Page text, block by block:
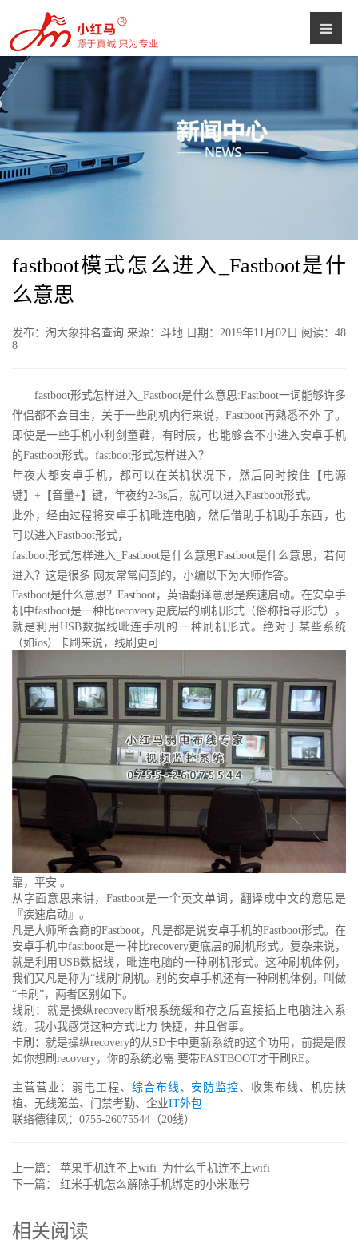
fastboot模式怎么进入_Fastboot是什
么意思
发布：淘大象排名查询 来源：斗地 日期：2019年11月02日 阅读：48
8
fastboot形式怎样进入_Fastboot是什么意思:Fastboot一词能够许多
伴侣都不会目生，关于一些刷机内行来说，Fastboot再熟悉不外 了。
即使是一些手机小利剑童鞋，有时辰，也能够会不小进入安卓手机
的Fastboot形式。fastboot形式怎样进入？
年夜大都安卓手机，都可以在关机状况下，然后同时按住【电源
键】+【音量+】键，年夜约2-3s后，就可以进入Fastboot形式。
此外，经由过程将安卓手机毗连电脑，然后借助手机助手东西，也
可以进入Fastboot形式，
fastboot形式怎样进入_Fastboot是什么意思Fastboot是什么意思，若何
进入？这是很多 网友常常问到的，小编以下为大师作答。
Fastboot是什么意思？Fastboot，英语翻译意思是疾速启动。在安卓手
机中fastboot是一种比recovery更底层的刷机形式（俗称指导形式）。
就是利用USB数据线毗连手机的一种刷机形式。绝对于某些系统
（如ios）卡刷来说，线刷更可
靠，平安 。
从字面意思来讲，Fastboot是一个英文单词，翻译成中文的意思是
『疾速启动』。
凡是大师所会商的Fastboot，凡是都是说安卓手机的Fastboot形式。在
安卓手机中fastboot是一种比recovery更底层的刷机形式。复杂来说，
就是利用USB数据线，毗连电脑的一种刷机形式。这种刷机体例，
我们又凡是称为“线刷”刷机。别的安卓手机还有一种刷机体例，叫做
“卡刷”，两者区别如下。
线刷：就是操纵recovery断根系统缓和存之后直接插上电脑注入系
统，我小我感觉这种方式比力 快捷，并且省事。
卡刷：就是操纵recovery的从SD卡中更新系统的这个功用，前提是假
如你想刷recovery，你的系统必需 要带FASTBOOT才干刷RE。
主营营业：弱电工程、 综合布线 、 安防监控、收集布线、机房扶
植、无线笼盖、门禁考勤、企业IT外包
联络德律风：0755-26075544（20线）
上一篇： 苹果手机连不上wifi_为什么手机连不上wifi
下一篇： 红米手机怎么解除手机绑定的小米账号
相关阅读